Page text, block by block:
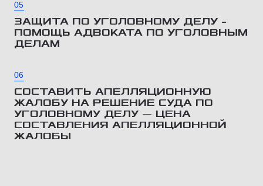
05
ЗАЩИТА ПО УГОЛОВНОМУ ДЕЛУ –
ПОМОЩЬ АДВОКАТА ПО УГОЛОВНЫМ
ДЕЛАМ
06
СОСТАВИТЬ АПЕЛЛЯЦИОННУЮ
ЖАЛОБУ НА РЕШЕНИЕ СУДА ПО
УГОЛОВНОМУ ДЕЛУ — ЦЕНА
СОСТАВЛЕНИЯ АПЕЛЛЯЦИОННОЙ
ЖАЛОБЫ